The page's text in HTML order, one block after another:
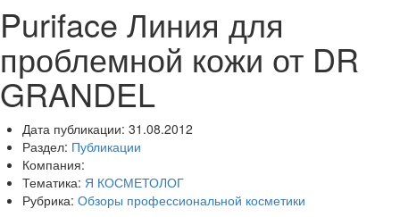
Puriface Линия для
проблемной кожи от DR
GRANDEL
Дата публикации: 31.08.2012
Раздел: Публикации
Компания:
Тематика: Я КОСМЕТОЛОГ
Рубрика: Обзоры профессиональной косметики